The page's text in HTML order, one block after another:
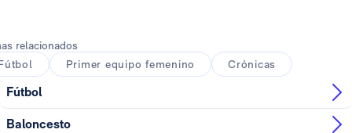
relacionados
Primer equipo femenino Crónicas
Fútbol
Baloncesto